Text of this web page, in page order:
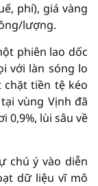
phí), giá vàng
lượng.
phiên lao dốc
với làn sóng lo
chặt tiền tệ kéo
vùng Vịnh đã
0,9%, lùi sâu về
chú ý vào diễn
dữ liệu vĩ mô